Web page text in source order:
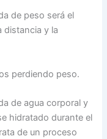
de peso será el
distancia y la
perdiendo peso.
de agua corporal y
hidratado durante el
de un proceso